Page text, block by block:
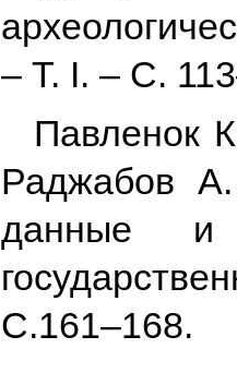
– Т. I. – С.
Павленок
Раджабов А.
данные и
С.161–168.